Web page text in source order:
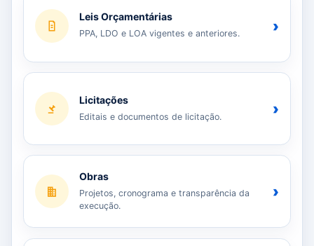
Leis Orçamentárias
PPA, LDO e LOA vigentes e anteriores. ›
Licitações
Editais e documentos de licitação. ›
Obras
Projetos, cronograma e transparência da
execução.
›